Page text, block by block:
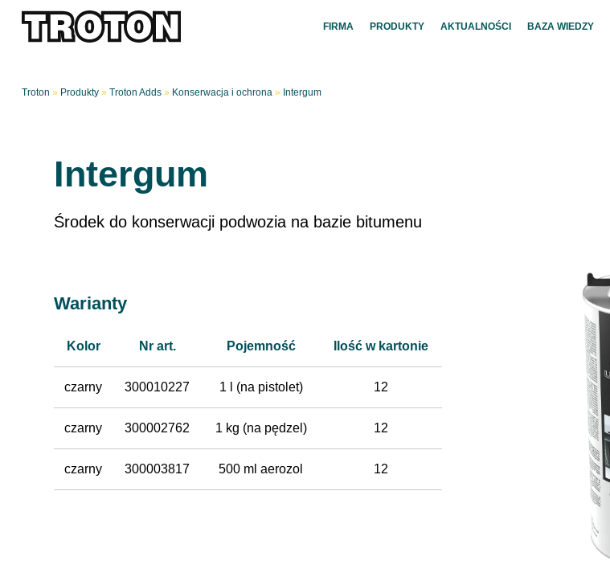
FIRMA PRODUKTY AKTUALNOŚCI BAZA WIEDZY
Troton » Produkty» Troton Adds» Konserwacja i ochrona» Intergum
Intergum
Środek do konserwacji podwozia na bazie bitumenu
Warianty
Kolor Nr art. Pojemność Ilość w kartonie
czarny 300010227 1 l (na pistolet) 12
czarny 300002762 1 kg (na pędzel) 12
czarny 300003817 500 ml aerozol 12